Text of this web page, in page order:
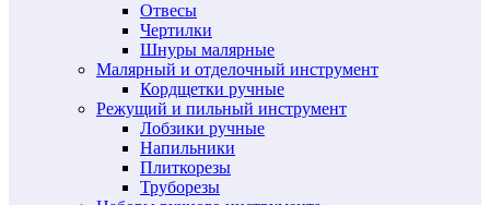
Отвесы
Чертилки
Шнуры малярные
Малярный и отделочный инструмент
Кордщетки ручные
Режущий и пильный инструмент
Лобзики ручные
Напильники
Плиткорезы
Труборезы